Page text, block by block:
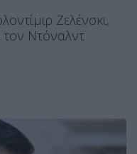
Ζελένσκι,
Ντόναλντ